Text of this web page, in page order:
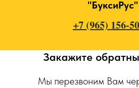
"БуксиРус"
+7 (965) 156-
Закажите
Мы перезвоним Вам